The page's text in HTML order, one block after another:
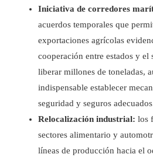
Iniciativa de corredores
acuerdos temporales que
exportaciones agrícolas
cooperación entre estados y el
liberar millones de toneladas,
indispensable establecer
seguridad y seguros
Relocalización industrial: los
sectores alimentario y
líneas de producción hacia el